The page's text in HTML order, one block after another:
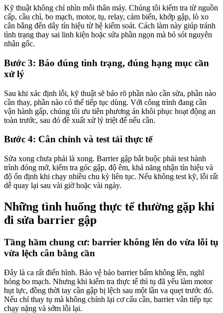
Kỹ thuật không chỉ nhìn mỗi thân máy. Chúng tôi kiểm tra từ nguồn
cấp, cầu chì, bo mạch, motor, tụ, relay, cảm biến, khớp gập, lò xo
cân bằng đến dây tín hiệu từ hệ kiểm soát. Cách làm này giúp tránh
tình trạng thay sai linh kiện hoặc sửa phần ngọn mà bỏ sót nguyên
nhân gốc.
Bước 3: Báo đúng tình trạng, đúng hạng mục cần
xử lý
Sau khi xác định lỗi, kỹ thuật sẽ báo rõ phần nào cần sửa, phần nào
cần thay, phần nào có thể tiếp tục dùng. Với công trình đang cần
vận hành gấp, chúng tôi ưu tiên phương án khôi phục hoạt động an
toàn trước, sau đó đề xuất xử lý triệt để nếu cần.
Bước 4: Cân chỉnh và test tải thực tế
Sửa xong chưa phải là xong. Barrier gập bắt buộc phải test hành
trình đóng mở, kiểm tra góc gập, độ êm, khả năng nhận tín hiệu và
độ ổn định khi chạy nhiều chu kỳ liên tục. Nếu không test kỹ, lỗi rất
dễ quay lại sau vài giờ hoặc vài ngày.
Những tình huống thực tế thường gặp khi
đi sửa barrier gập
Tầng hầm chung cư: barrier không lên do vừa lỗi tụ
vừa lệch cân bằng cần
Đây là ca rất điển hình. Bảo vệ báo barrier bấm không lên, nghĩ
hỏng bo mạch. Nhưng khi kiểm tra thực tế thì tụ đã yếu làm motor
hụt lực, đồng thời tay cần gập bị lệch sau một lần va quẹt trước đó.
Nếu chỉ thay tụ mà không chỉnh lại cơ cấu cần, barrier vẫn tiếp tục
chạy nặng và sớm lỗi lại.